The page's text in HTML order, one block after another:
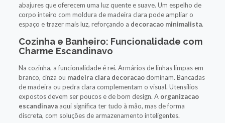
abajures que oferecem uma luz quente e suave. Um espelho de
corpo inteiro com moldura de madeira clara pode ampliar o
espaço e trazer mais luz, reforçando a decoracao minimalista.
Cozinha e Banheiro: Funcionalidade com
Charme Escandinavo
Na cozinha, a funcionalidade é rei. Armários de linhas limpas em
branco, cinza ou madeira clara decoracaodominam. Bancadas
de madeira ou pedra clara complementam o visual. Utensílios
expostos devem ser poucos e de bom design. A organizacao
escandinavaaqui significa ter tudo à mão, mas de forma
discreta, com soluções de armazenamento inteligentes.